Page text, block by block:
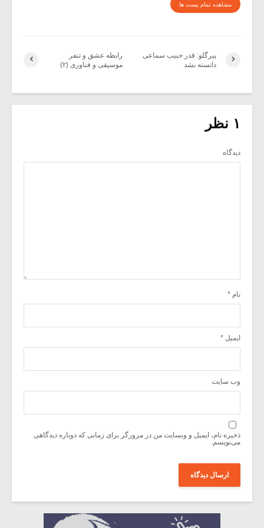
مشاهده تمام پست ها
رابطه عشق و تنفر
موسیقی و فناوری (۲)
پیرگلو: قدر حبیب سماعی
دانسته نشد
۱ نظر
دیدگاه
نام *
ایمیل *
وب‌ سایت
ذخیره نام، ایمیل و وبسایت من در مرورگر برای زمانی که دوباره دیدگاهی
می‌نویسم.